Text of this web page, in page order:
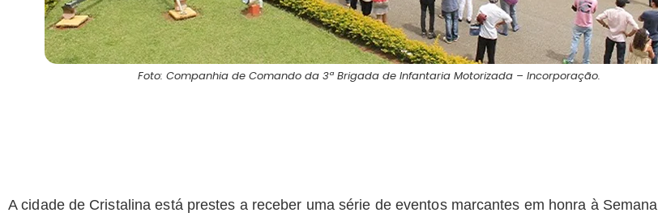
Foto: Companhia de Comando da 3ª Brigada de Infantaria Motorizada – Incorporação.
A cidade de Cristalina está prestes a receber uma série de eventos marcantes em honra à